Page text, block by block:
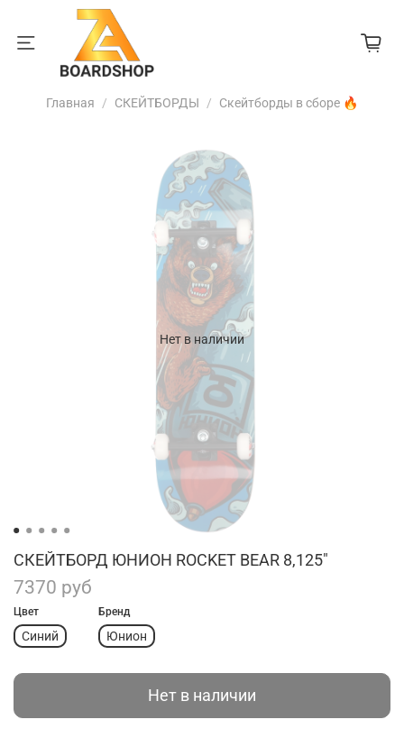
Главная СКЕЙТБОРДЫ Скейтборды в сборе 🔥
Нет в наличии
СКЕЙТБОРД ЮНИОН ROCKET BEAR 8,125"
7370 руб
Цвет
Синий
Бренд
Юнион
Нет в наличии